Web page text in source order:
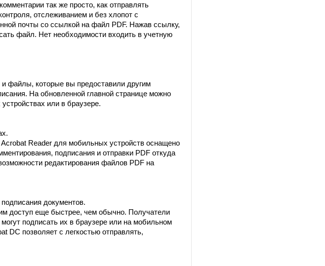
так же просто, как отправлять
отслеживанием и без хлопот с
почты со ссылкой на файл PDF. Нажав ссылку,
файл. Нет необходимости входить в учетную
файлы, которые вы предоставили другим
На обновленной главной странице можно
или в браузере.
Reader для мобильных устройств оснащено
подписания и отправки PDF откуда
редактирования файлов PDF на
документов.
доступ еще быстрее, чем обычно. Получатели
подписать их в браузере или на мобильном
DC позволяет с легкостью отправлять,